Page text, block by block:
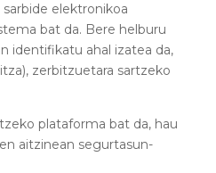
elektronikoa
bat da. Bere helburu
identifikatu ahal izatea da,
zerbitzuetara sartzeko
plataforma bat da, hau
aitzinean segurtasun-